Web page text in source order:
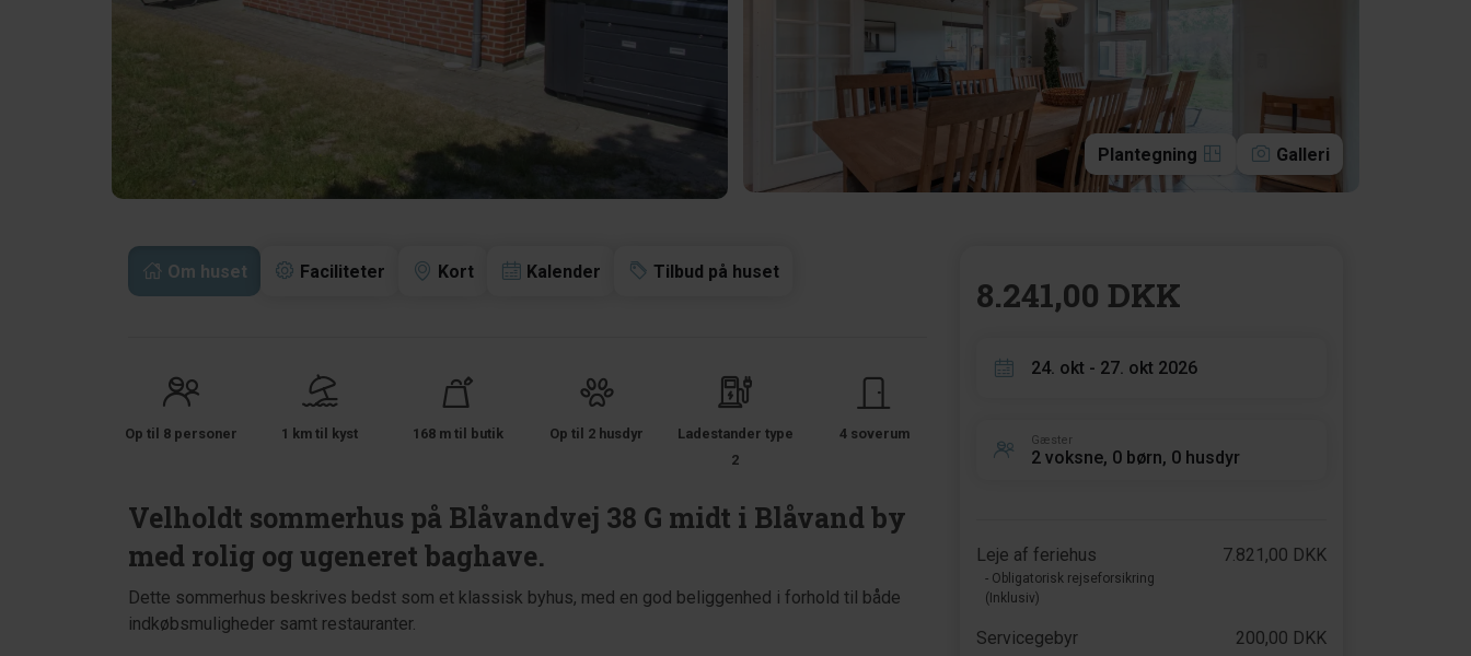
Plantegning Galleri
Om huset Faciliteter Kort Kalender Tilbud på huset
Op til 8 personer 1 km til kyst 168 m til butik Op til 2 husdyr
Ladestander type
2
4 soverum
Velholdt sommerhus på Blåvandvej 38 G midt i Blåvand by
med rolig og ugeneret baghave.
Dette sommerhus beskrives bedst som et klassisk byhus, med en god beliggenhed i forhold til både
indkøbsmuligheder samt restauranter.
8.241,00 DKK
24. okt - 27. okt 2026
Gæster
2 voksne, 0 børn, 0 husdyr
Leje af feriehus
- Obligatorisk rejseforsikring
(Inklusiv)
7.821,00 DKK
Servicegebyr 200,00 DKK